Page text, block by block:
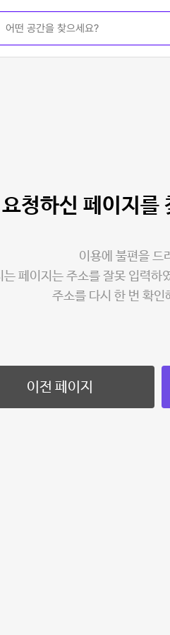
요청하신 페이지를
이용에 불편을 드
는 페이지는 주소를 잘못 입력하
주소를 다시 한 번 확인
이전 페이지